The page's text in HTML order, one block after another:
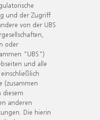
und der Zugriff
von der UBS
oder
"UBS")
und alle
(zusammen
anderen
Die hierin